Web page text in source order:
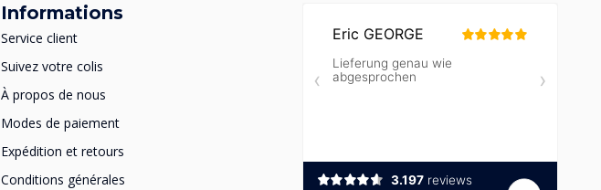
Informations
Service client
Suivez votre colis
À propos de nous
Modes de paiement
Expédition et retours
Conditions générales